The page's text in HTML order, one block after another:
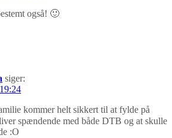
også! 🙂
siger:
kommer helt sikkert til at fylde på
spændende med både DTB og at skulle
:O